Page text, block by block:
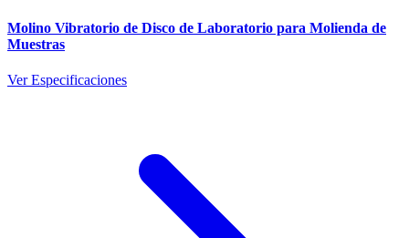
Molino Vibratorio de Disco de Laboratorio para Molienda de
Muestras
Ver Especificaciones